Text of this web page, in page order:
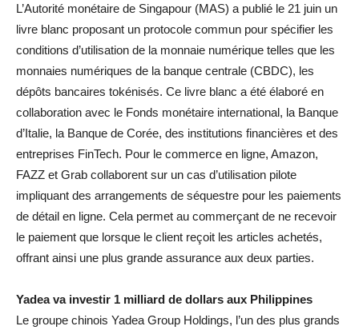
L’Autorité monétaire de Singapour (MAS) a publié le 21 juin un
livre blanc proposant un protocole commun pour spécifier les
conditions d’utilisation de la monnaie numérique telles que les
monnaies numériques de la banque centrale (CBDC), les
dépôts bancaires tokénisés. Ce livre blanc a été élaboré en
collaboration avec le Fonds monétaire international, la Banque
d’Italie, la Banque de Corée, des institutions financières et des
entreprises FinTech. Pour le commerce en ligne, Amazon,
FAZZ et Grab collaborent sur un cas d’utilisation pilote
impliquant des arrangements de séquestre pour les paiements
de détail en ligne. Cela permet au commerçant de ne recevoir
le paiement que lorsque le client reçoit les articles achetés,
offrant ainsi une plus grande assurance aux deux parties.
Yadea va investir 1 milliard de dollars aux Philippines
Le groupe chinois Yadea Group Holdings, l’un des plus grands